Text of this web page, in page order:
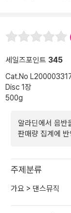
세일즈포인트 345
Cat.No
Disc 1장
500g
알라딘에서 음반
판매량 집계에
주제분류
가요 > 댄스뮤직